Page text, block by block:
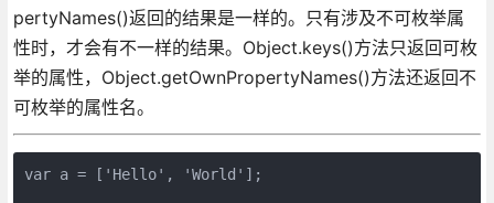
pertyNames()返回的结果是一样的。只有涉及不可枚举属
性时，才会有不一样的结果。Object.keys()方法只返回可枚
举的属性，Object.getOwnPropertyNames()方法还返回不
可枚举的属性名。
var a = ['Hello', 'World'];